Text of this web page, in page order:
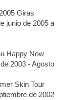
Giras
junio de 2005 a
Happy Now
2003 - Agosto
Skin Tour
de 2002